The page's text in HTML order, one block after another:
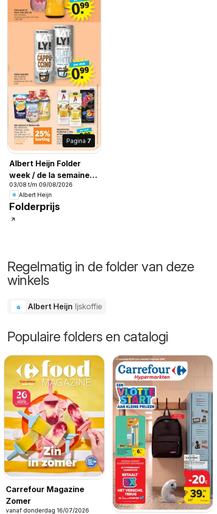
Pagina 7
Albert Heijn Folder
week / de la semaine
32
03/08 t/m 09/08/2026
Albert Heijn
Folderprijs
Regelmatig in de folder van deze
winkels
Albert Heijn Ijskoffie
Populaire folders en catalogi
Carrefour Magazine
Zomer
vanaf donderdag 16/07/2026